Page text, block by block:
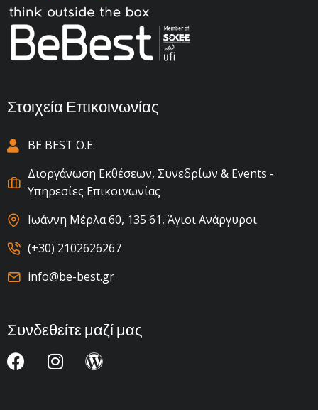
Στοιχεία Επικοινωνίας
BE BEST Ο.Ε.
Διοργάνωση Εκθέσεων, Συνεδρίων & Events -
Υπηρεσίες Επικοινωνίας
Ιωάννη Μέρλα 60, 135 61, Άγιοι Ανάργυροι
(+30) 2102626267
info@be-best.gr
Συνδεθείτε μαζί μας